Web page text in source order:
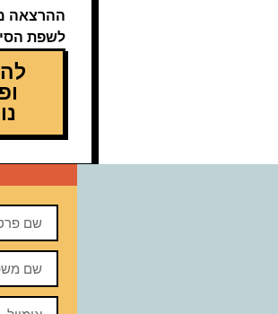
ההרצאה
לשפת